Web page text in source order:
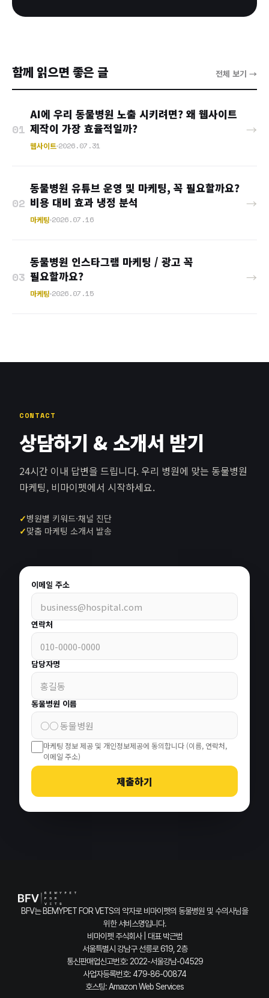
함께 읽으면 좋은 글 전체 보기 →
01
AI에 우리 동물병원 노출 시키려면? 왜 웹사이트
제작이 가장 효율적일까?
웹사이트 2026.07.31
→
02
동물병원 유튜브 운영 및 마케팅, 꼭 필요할까요?
비용 대비 효과 냉정 분석
마케팅 2026.07.16
→
03
동물병원 인스타그램 마케팅 / 광고 꼭
필요할까요?
마케팅 2026.07.15
→
CONTACT
상담하기 & 소개서 받기
24시간 이내 답변을 드립니다. 우리 병원에 맞는 동물병원
마케팅, 비마이펫에서 시작하세요.
✓병원별 키워드·채널 진단
✓맞춤 마케팅 소개서 발송
이메일 주소
연락처
담당자명
동물병원 이름
마케팅 정보 제공 및 개인정보제공에 동의합니다 (이름, 연락처,
이메일 주소)
제출하기
BFV는 BEMYPET FOR VETS의 약자로 비마이펫의 동물병원 및 수의사님을
위한 서비스명입니다.
비마이펫 주식회사 | 대표 박근범
서울특별시 강남구 선릉로 619, 2층
통신판매업신고번호: 2022-서울강남-04529
사업자등록번호: 479-86-00874
호스팅: Amazon Web Services